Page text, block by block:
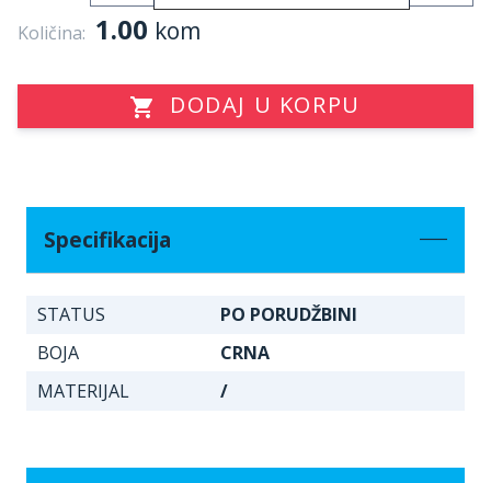
Količina: 1.00 kom
DODAJ U KORPU
Specifikacija
STATUS
PO PORUDŽBINI
BOJA
CRNA
MATERIJAL
/